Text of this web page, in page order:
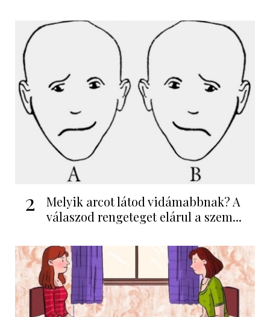
2
Melyik arcot látod vidámabbnak? A
válaszod rengeteget elárul a szem...